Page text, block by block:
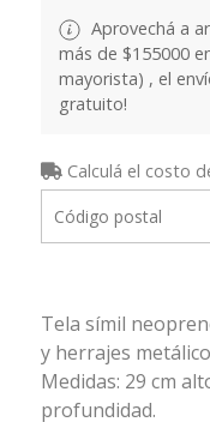
Aprovechá a
más de $155000
mayorista) , el
gratuito!
Calculá el costo
Tela símil
y herrajes
Medidas: 29 cm
profundidad.